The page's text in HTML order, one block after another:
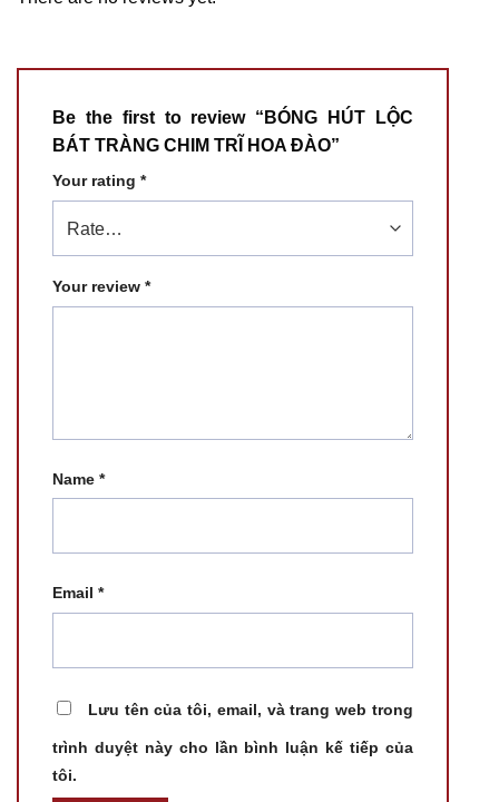
Be the first to review “BÓNG HÚT LỘC
BÁT TRÀNG CHIM TRĨ HOA ĐÀO”
Your rating *
Your review *
Name *
Email *
Lưu tên của tôi, email, và trang web trong
trình duyệt này cho lần bình luận kế tiếp của
tôi.